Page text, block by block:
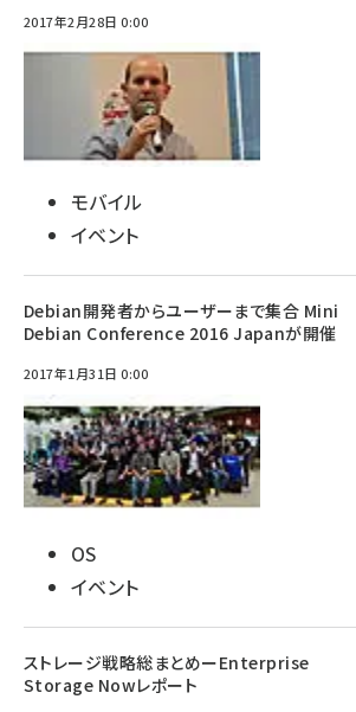
2017年2月28日 0:00
モバイル
イベント
Debian開発者からユーザーまで集合 Mini
Debian Conference 2016 Japanが開催
2017年1月31日 0:00
OS
イベント
ストレージ戦略総まとめーEnterprise
Storage Nowレポート